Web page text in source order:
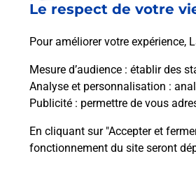
Le respect de votre
Pour améliorer votre expérience,
Mesure d’audience : établir des
Analyse et personnalisation :
Publicité : permettre de vous
En cliquant sur "Accepter et
fonctionnement du site seront
Collecte du courrier
27 L Eglise
Itinéraire